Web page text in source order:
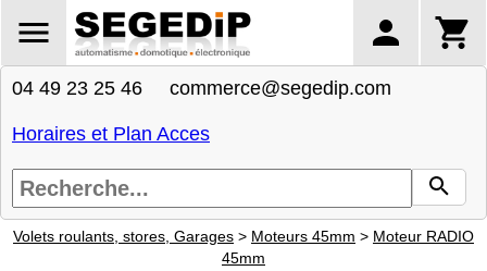
04 49 23 25 46 commerce@segedip.com
Horaires et Plan Acces
Volets roulants, stores, Garages > Moteurs 45mm > Moteur RADIO
45mm